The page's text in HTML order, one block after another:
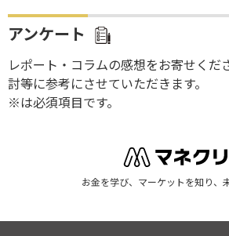
アンケート
レポート・コラムの感想をお寄せくだ
討等に参考にさせていただきます。
※は必須項目です。
お金を学び、マーケットを知り、